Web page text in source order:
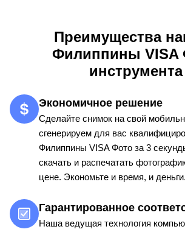
Преимущества
Филиппины VISA
инструмента
Экономичное решение
Сделайте снимок на свой
сгенерируем для вас
Филиппины VISA Фото за 3
скачать и распечатать
цене. Экономьте и время, и деньги.
Гарантированное
Наша ведущая технология